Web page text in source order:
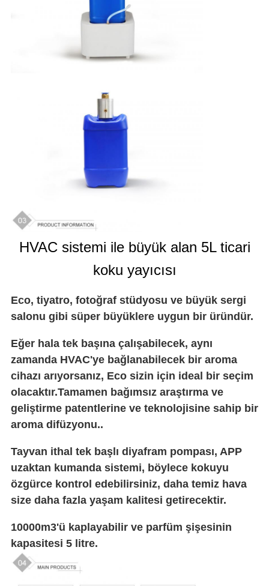
HVAC sistemi ile büyük alan 5L ticari
koku yayıcısı
Eco, tiyatro, fotoğraf stüdyosu ve büyük sergi
salonu gibi süper büyüklere uygun bir üründür.
Eğer hala tek başına çalışabilecek, aynı
zamanda HVAC'ye bağlanabilecek bir aroma
cihazı arıyorsanız, Eco sizin için ideal bir seçim
olacaktır.Tamamen bağımsız araştırma ve
geliştirme patentlerine ve teknolojisine sahip bir
aroma difüzyonu..
Tayvan ithal tek başlı diyafram pompası, APP
uzaktan kumanda sistemi, böylece kokuyu
özgürce kontrol edebilirsiniz, daha temiz hava
size daha fazla yaşam kalitesi getirecektir.
10000m3'ü kaplayabilir ve parfüm şişesinin
kapasitesi 5 litre.